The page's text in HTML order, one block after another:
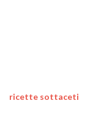
ricette sottaceti